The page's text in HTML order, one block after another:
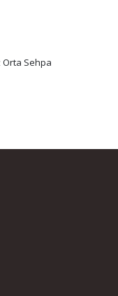
Sehpa